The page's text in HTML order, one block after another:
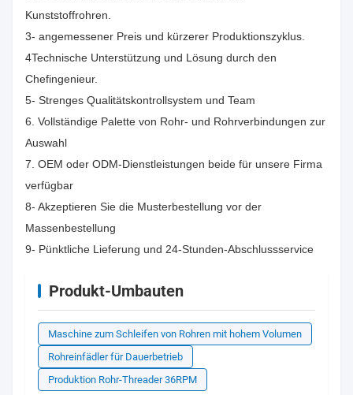
Kunststoffrohren.
3- angemessener Preis und kürzerer Produktionszyklus.
4Technische Unterstützung und Lösung durch den
Chefingenieur.
5- Strenges Qualitätskontrollsystem und Team
6. Vollständige Palette von Rohr- und Rohrverbindungen zur
Auswahl
7. OEM oder ODM-Dienstleistungen beide für unsere Firma
verfügbar
8- Akzeptieren Sie die Musterbestellung vor der
Massenbestellung
9- Pünktliche Lieferung und 24-Stunden-Abschlussservice
Produkt-Umbauten
Maschine zum Schleifen von Rohren mit hohem Volumen
Rohreinfädler für Dauerbetrieb
Produktion Rohr-Threader 36RPM